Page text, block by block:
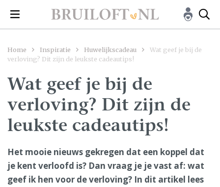
Home Inspiratie Huwelijkscadeau
Wat geef je bij de
verloving? Dit zijn de leukste cadeautips!
Wat geef je bij de
verloving? Dit zijn de
leukste cadeautips!
Het mooie nieuws gekregen dat een koppel dat
je kent verloofd is? Dan vraag je je vast af: wat
geef ik hen voor de verloving? In dit artikel lees